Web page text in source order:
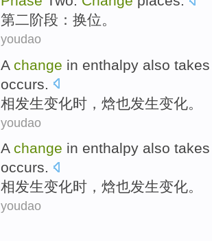
第二阶段 ：换位。
youdao
A change in enthalpy also
occurs
相发生变化时， 焓也发生变化。
youdao
A change in enthalpy also
occurs.
相发生变化时， 焓也发生变化。
youdao